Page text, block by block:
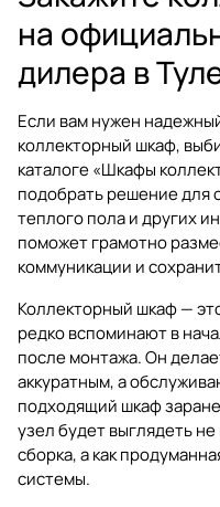
на
дилера в
Если вам нужен
коллекторный шкаф,
каталоге«Шкафы
подобрать решение для
теплого пола и других
поможет грамотно
коммуникации и
Коллекторный шкаф —
редко вспоминают в
после монтажа. Он
аккуратным, а
подходящий шкаф
узел будет выглядеть
сборка, а как
системы.